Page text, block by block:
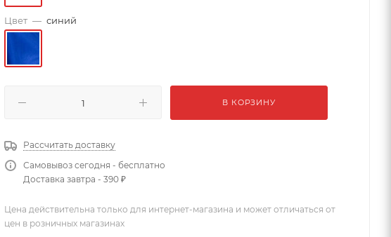
Цвет — синий
В КОРЗИНУ
Рассчитать доставку
Самовывоз сегодня - бесплатно
Доставка завтра - 390 ₽
Цена действительна только для интернет-магазина и может отличаться от
цен в розничных магазинах